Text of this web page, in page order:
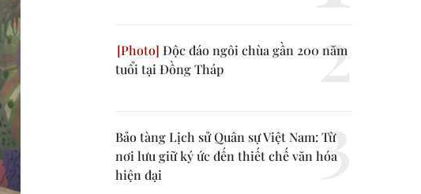
Độc đáo ngôi chùa gần 200 năm
tuổi tại Đồng Tháp
Bảo tàng Lịch sử Quân sự Việt Nam: Từ
nơi lưu giữ ký ức đến thiết chế văn hóa
hiện đại